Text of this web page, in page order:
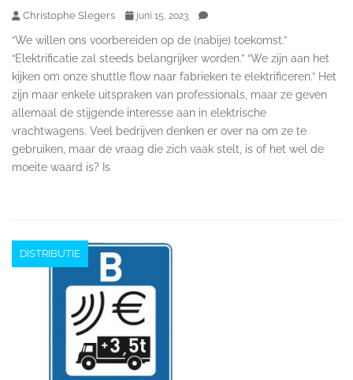
Christophe Slegers juni 15, 2023
“We willen ons voorbereiden op de (nabije) toekomst.”
“Elektrificatie zal steeds belangrijker worden.” “We zijn aan het
kijken om onze shuttle flow naar fabrieken te elektrificeren.” Het
zijn maar enkele uitspraken van professionals, maar ze geven
allemaal de stijgende interesse aan in elektrische
vrachtwagens. Veel bedrijven denken er over na om ze te
gebruiken, maar de vraag die zich vaak stelt, is of het wel de
moeite waard is? Is
DISTRIBUTIE